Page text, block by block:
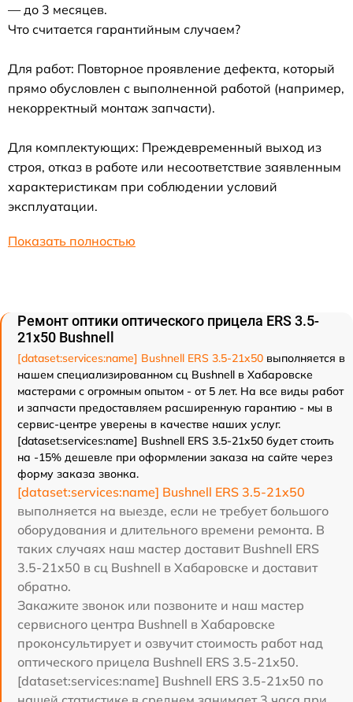
— до 3 месяцев.
Что считается гарантийным случаем?
Для работ: Повторное проявление дефекта, который
прямо обусловлен с выполненной работой (например,
некорректный монтаж запчасти).
Для комплектующих: Преждевременный выход из
строя, отказ в работе или несоответствие заявленным
характеристикам при соблюдении условий
эксплуатации.
Показать полностью
Ремонт оптики оптического прицела ERS 3.5-
21x50 Bushnell
[dataset:services:name] Bushnell ERS 3.5-21x50 выполняется в
нашем специализированном сц Bushnell в Хабаровске
мастерами с огромным опытом - от 5 лет. На все виды работ
и запчасти предоставляем расширенную гарантию - мы в
сервис-центре уверены в качестве наших услуг.
[dataset:services:name] Bushnell ERS 3.5-21x50 будет стоить
на -15% дешевле при оформлении заказа на сайте через
форму заказа звонка.
[dataset:services:name] Bushnell ERS 3.5-21x50
выполняется на выезде, если не требует большого
оборудования и длительного времени ремонта. В
таких случаях наш мастер доставит Bushnell ERS
3.5-21x50 в сц Bushnell в Хабаровске и доставит
обратно.
Закажите звонок или позвоните и наш мастер
сервисного центра Bushnell в Хабаровске
проконсультирует и озвучит стоимость работ над
оптического прицела Bushnell ERS 3.5-21x50.
[dataset:services:name] Bushnell ERS 3.5-21x50 по